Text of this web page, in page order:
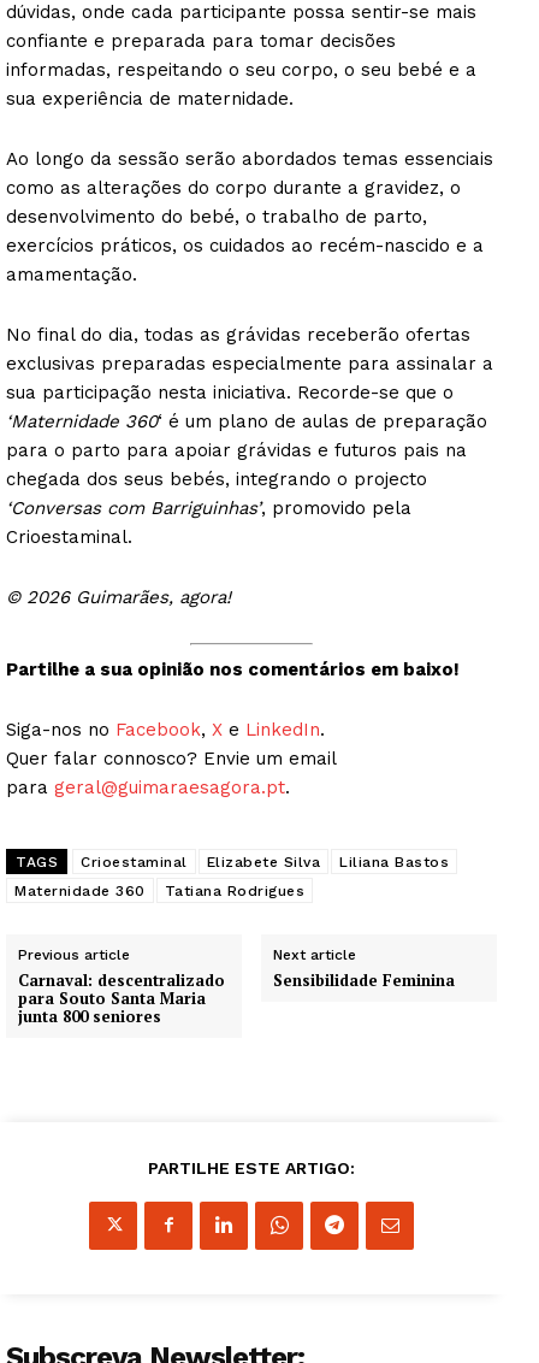
dúvidas, onde cada participante possa sentir-se mais
confiante e preparada para tomar decisões
informadas, respeitando o seu corpo, o seu bebé e a
sua experiência de maternidade.
Ao longo da sessão serão abordados temas essenciais
como as alterações do corpo durante a gravidez, o
desenvolvimento do bebé, o trabalho de parto,
exercícios práticos, os cuidados ao recém-nascido e a
amamentação.
No final do dia, todas as grávidas receberão ofertas
exclusivas preparadas especialmente para assinalar a
sua participação nesta iniciativa. Recorde-se que o
‘Maternidade 360‘ é um plano de aulas de preparação
para o parto para apoiar grávidas e futuros pais na
chegada dos seus bebés, integrando o projecto
‘Conversas com Barriguinhas’, promovido pela
Crioestaminal.
© 2026 Guimarães, agora!
Partilhe a sua opinião nos comentários em baixo!
Siga-nos no Facebook, X e LinkedIn.
Quer falar connosco? Envie um email
para geral@guimaraesagora.pt.
TAGS Crioestaminal Elizabete Silva
Liliana Bastos
Maternidade 360
Tatiana Rodrigues
Previous article
Carnaval: descentralizado
para Souto Santa Maria
junta 800 seniores
Next article
Sensibilidade Feminina
PARTILHE ESTE ARTIGO: